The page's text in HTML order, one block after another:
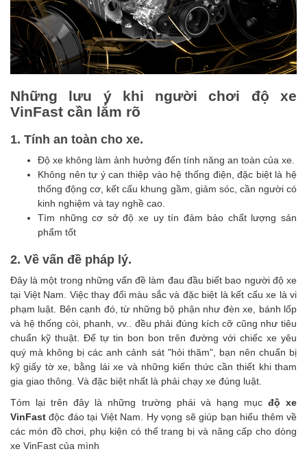
Những lưu ý khi người chơi độ xe
VinFast cần lắm rõ
1. Tính an toàn cho xe.
Độ xe không làm ảnh hưởng đến tính năng an toàn của xe.
Không nên tự ý can thiệp vào hệ thống điện, đặc biệt là hệ
thống động cơ, kết cấu khung gầm, giảm sóc, cần người có
kinh nghiệm và tay nghề cao.
Tìm những cơ sở độ xe uy tín đảm bảo chất lượng sản
phẩm tốt
2. Về vấn đề pháp lý.
Đây là một trong những vấn đề làm đau đầu biết bao người độ xe
tại Việt Nam. Việc thay đổi màu sắc và đặc biệt là kết cấu xe là vi
phạm luật. Bên cạnh đó, từ những bộ phận như đèn xe, bánh lốp
và hệ thống còi, phanh, vv.. đều phải đúng kích cỡ cũng như tiêu
chuẩn kỹ thuật. Để tự tin bon bon trên đường với chiếc xe yêu
quý mà không bị các anh cảnh sát "hỏi thăm", bạn nên chuẩn bị
kỹ giấy tờ xe, bằng lái xe và những kiến thức cần thiết khi tham
gia giao thông. Và đặc biệt nhất là phải chạy xe đúng luật.
Tóm lại trên đây là những trường phái và hạng mục độ xe
VinFast độc đáo tại Việt Nam. Hy vọng sẽ giúp bạn hiểu thêm về
các món đồ chơi, phụ kiện có thể trang bị và nâng cấp cho dòng
xe VinFast của mình